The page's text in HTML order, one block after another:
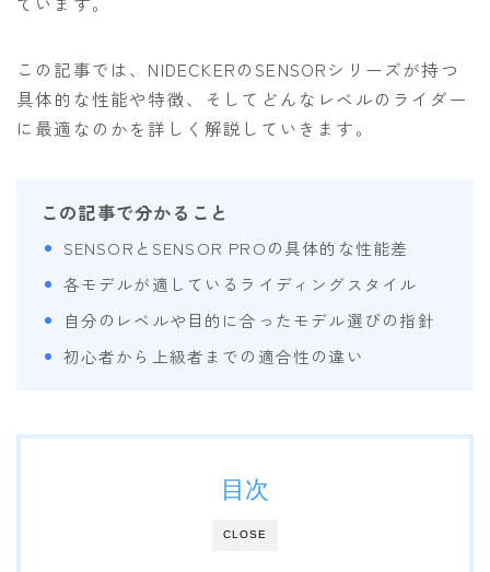
RIDE
ROXY
SALOMON
SABRINA
SESSIONS
SPREAD
WRXsb
YONEX
ビンディング
この記事では、NIDECKERのSENSORシリーズが持つ
具体的な性能や特徴、そしてどんなレベルのライダー
に最適なのかを詳しく解説していきます。
この記事で分かること
SENSORとSENSOR PROの具体的な性能差
各モデルが適しているライディングスタイル
自分のレベルや目的に合ったモデル選びの指針
初心者から上級者までの適合性の違い
CLOSE
目次